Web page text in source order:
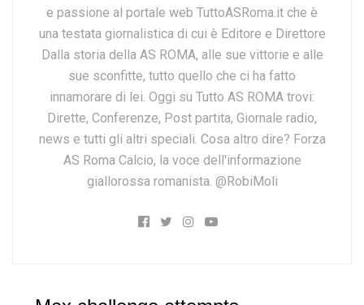
e passione al portale web TuttoASRoma.it che è
una testata giornalistica di cui è Editore e Direttore
Dalla storia della AS ROMA, alle sue vittorie e alle
sue sconfitte, tutto quello che ci ha fatto
innamorare di lei. Oggi su Tutto AS ROMA trovi:
Dirette, Conferenze, Post partita, Giornale radio,
news e tutti gli altri speciali. Cosa altro dire? Forza
AS Roma Calcio, la voce dell'informazione
giallorossa romanista. @RobiMoli